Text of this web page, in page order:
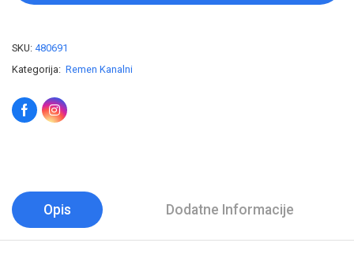
SKU: 480691
Kategorija: Remen Kanalni
Opis Dodatne Informacije